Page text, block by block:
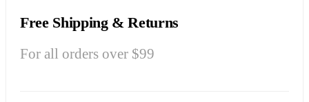
Free Shipping & Returns
For all orders over $99